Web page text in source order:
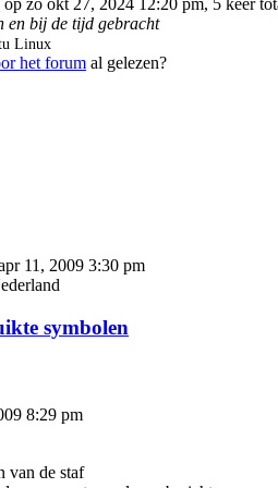
op zo okt 27, 2024 12:20 pm, 5 keer
en bij de tijd gebracht
Linux
het forum al gelezen?
11, 2009 3:30 pm
symbolen
8:29 pm
van de staf